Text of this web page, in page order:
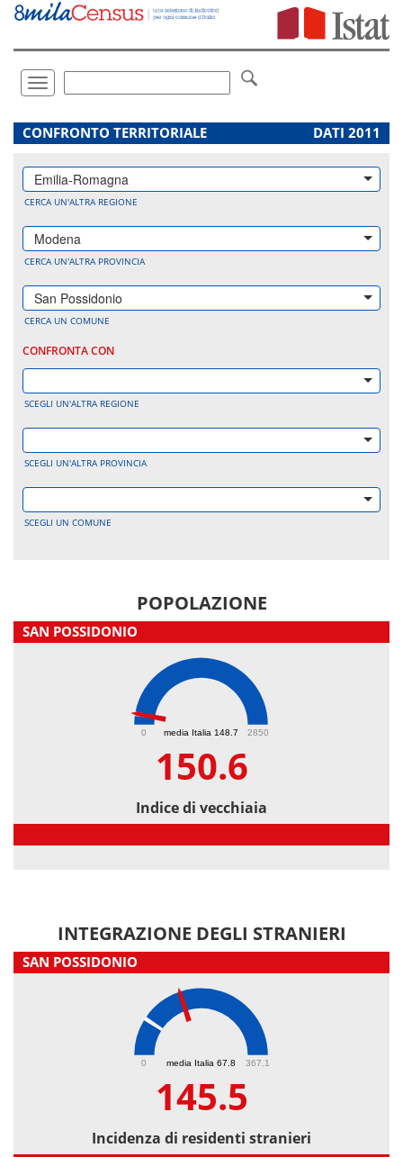
Vai
direttamente
Toggle
navigation
.
CONFRONTO TERRITORIALE DATI 2011
Emilia-Romagna
CERCA UN'ALTRA REGIONE
Modena
CERCA UN'ALTRA PROVINCIA
San Possidonio
CERCA UN COMUNE
CONFRONTA CON
SCEGLI UN'ALTRA REGIONE
SCEGLI UN'ALTRA PROVINCIA
SCEGLI UN COMUNE
POPOLAZIONE
SAN POSSIDONIO
media Italia 148.7
0 2850
150.6
Indice di vecchiaia
INTEGRAZIONE DEGLI STRANIERI
SAN POSSIDONIO
media Italia 67.8
0 367.1
145.5
Incidenza di residenti stranieri